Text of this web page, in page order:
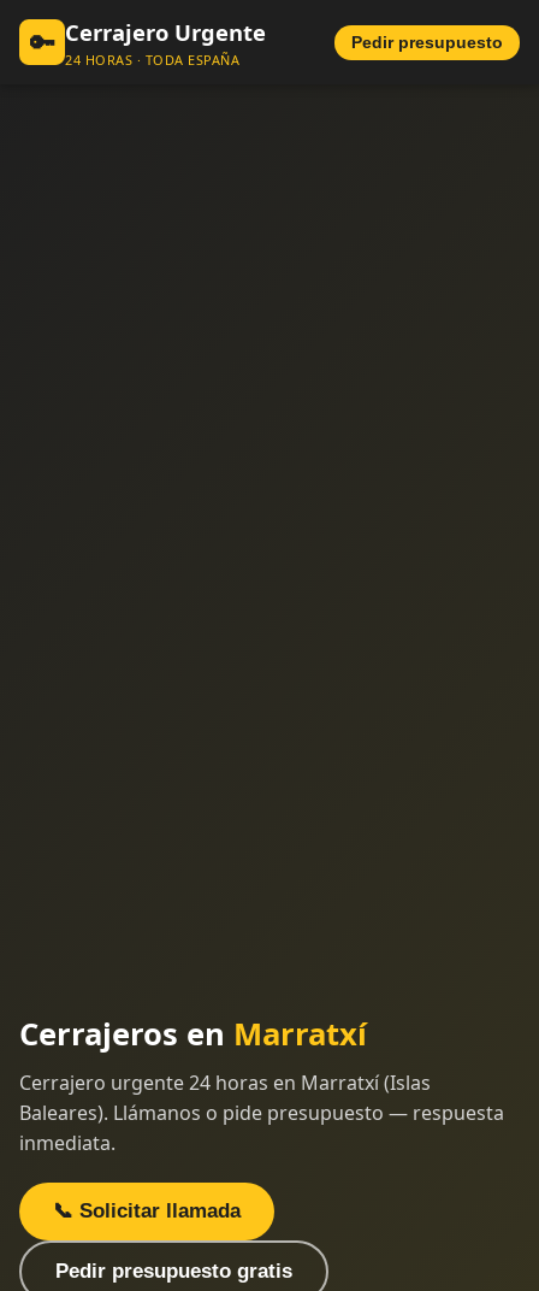
🔑 Cerrajero Urgente
24 HORAS · TODA ESPAÑA
Pedir presupuesto
Cerrajeros en Marratxí
Cerrajero urgente 24 horas en Marratxí (Islas
Baleares). Llámanos o pide presupuesto — respuesta
inmediata.
📞 Solicitar llamada
Pedir presupuesto gratis